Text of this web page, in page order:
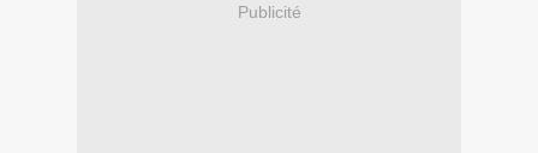
Publicité